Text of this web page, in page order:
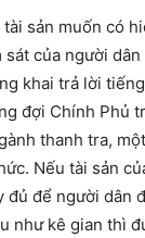
sản muốn có
sát của người
khai trả lời
đợi Chính Phủ
thanh tra,
Nếu tài sản
đủ để người dân
như kê gian thì